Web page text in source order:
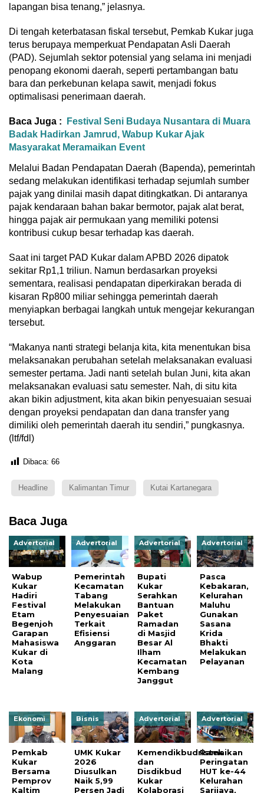
lapangan bisa tenang,” jelasnya.
Di tengah keterbatasan fiskal tersebut, Pemkab Kukar juga
terus berupaya memperkuat Pendapatan Asli Daerah
(PAD). Sejumlah sektor potensial yang selama ini menjadi
penopang ekonomi daerah, seperti pertambangan batu
bara dan perkebunan kelapa sawit, menjadi fokus
optimalisasi penerimaan daerah.
Baca Juga :
Festival Seni Budaya Nusantara di Muara
Badak Hadirkan Jamrud, Wabup Kukar Ajak
Masyarakat Meramaikan Event
Melalui Badan Pendapatan Daerah (Bapenda), pemerintah
sedang melakukan identifikasi terhadap sejumlah sumber
pajak yang dinilai masih dapat ditingkatkan. Di antaranya
pajak kendaraan bahan bakar bermotor, pajak alat berat,
hingga pajak air permukaan yang memiliki potensi
kontribusi cukup besar terhadap kas daerah.
Saat ini target PAD Kukar dalam APBD 2026 dipatok
sekitar Rp1,1 triliun. Namun berdasarkan proyeksi
sementara, realisasi pendapatan diperkirakan berada di
kisaran Rp800 miliar sehingga pemerintah daerah
menyiapkan berbagai langkah untuk mengejar kekurangan
tersebut.
“Makanya nanti strategi belanja kita, kita menentukan bisa
melaksanakan perubahan setelah melaksanakan evaluasi
semester pertama. Jadi nanti setelah bulan Juni, kita akan
melaksanakan evaluasi satu semester. Nah, di situ kita
akan bikin adjustment, kita akan bikin penyesuaian sesuai
dengan proyeksi pendapatan dan dana transfer yang
dimiliki oleh pemerintah daerah itu sendiri,” pungkasnya.
(ltf/fdl)
Dibaca: 66
Headline Kalimantan Timur Kutai Kartanegara
Baca Juga
Advertorial
Wabup
Kukar
Hadiri
Festival
Etam
Begenjoh
Garapan
Mahasiswa
Kukar di
Kota
Malang
Advertorial
Pemerintah
Kecamatan
Tabang
Melakukan
Penyesuaian
Terkait
Efisiensi
Anggaran
Advertorial
Bupati
Kukar
Serahkan
Bantuan
Paket
Ramadan
di Masjid
Besar Al
Ilham
Kecamatan
Kembang
Janggut
Advertorial
Pasca
Kebakaran,
Kelurahan
Maluhu
Gunakan
Sasana
Krida
Bhakti
Melakukan
Pelayanan
Ekonomi
Pemkab
Kukar
Bersama
Pemprov
Kaltim
Bisnis
UMK Kukar
2026
Diusulkan
Naik 5,99
Persen Jadi
Advertorial
Kemendikbudristek
dan
Disdikbud
Kukar
Kolaborasi
Advertorial
Ramaikan
Peringatan
HUT ke-44
Kelurahan
Sarijaya,